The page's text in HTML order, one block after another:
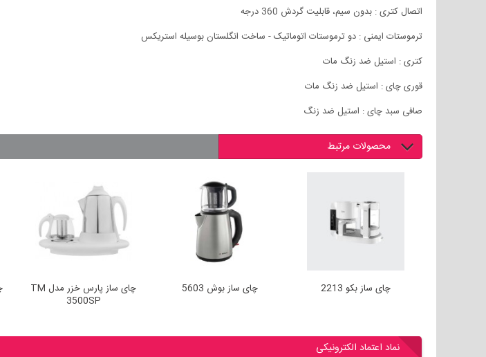
اتصال کتری : بدون سیم، قابلیت گردش 360 درجه
ترموستات ایمنی : دو ترموستات اتوماتیک - ساخت انگلستان بوسیله استریکس
کتری : استیل ضد زنگ مات
قوری چای : استیل ضد زنگ مات
صافی سبد چای : استیل ضد زنگ
محصولات مرتبط
چای ساز پارس خزر مدل TM
3500SP
چای ساز بوش 5603 چای ساز بکو 2213
نماد اعتماد الکترونیکی